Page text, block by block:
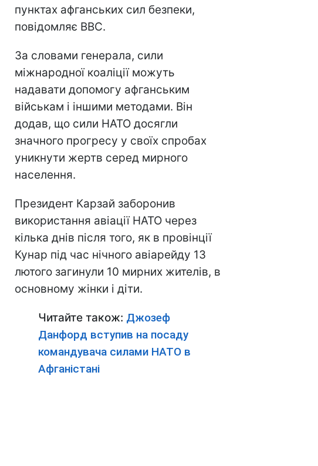
пунктах афганських сил безпеки,
повідомляє BBC.
За словами генерала, сили
міжнародної коаліції можуть
надавати допомогу афганським
військам і іншими методами. Він
додав, що сили НАТО досягли
значного прогресу у своїх спробах
уникнути жертв серед мирного
населення.
Президент Карзай заборонив
використання авіації НАТО через
кілька днів після того, як в провінції
Кунар під час нічного авіарейду 13
лютого загинули 10 мирних жителів, в
основному жінки і діти.
Читайте також: Джозеф
Данфорд вступив на посаду
командувача силами НАТО в
Афганістані